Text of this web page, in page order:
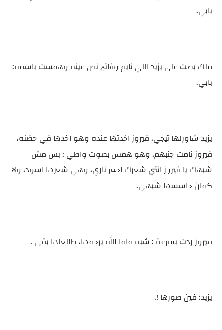
بابي.
ملك بصت على يزيد اللي نايم وفاتح نص عينه وهمست باسمه:
بابي.
يزيد شاورلها تيجي، فيروز اخدتها عنده وهو اخدها في حضنه،
فيروز نامت جنبهم، وهو همس بصوت واطي : بس مش
شبهك يا فيروز انتي شعرك احمر ناري، وهي شعرها اسود، ولا
كمان حاسسها شبهي.
فيروز ردت بسرعة : شبه ماما الله يرحمها، طالعلها بقى .
يزيد: فين صورها !.